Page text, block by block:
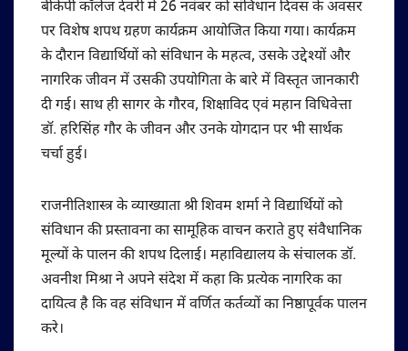
बीकेपी कॉलेज देवरी में 26 नवंबर को संविधान दिवस के अवसर
पर विशेष शपथ ग्रहण कार्यक्रम आयोजित किया गया। कार्यक्रम
के दौरान विद्यार्थियों को संविधान के महत्व, उसके उद्देश्यों और
नागरिक जीवन में उसकी उपयोगिता के बारे में विस्तृत जानकारी
दी गई। साथ ही सागर के गौरव, शिक्षाविद एवं महान विधिवेत्ता
डॉ. हरिसिंह गौर के जीवन और उनके योगदान पर भी सार्थक
चर्चा हुई।
राजनीतिशास्त्र के व्याख्याता श्री शिवम शर्मा ने विद्यार्थियों को
संविधान की प्रस्तावना का सामूहिक वाचन कराते हुए संवैधानिक
मूल्यों के पालन की शपथ दिलाई। महाविद्यालय के संचालक डॉ.
अवनीश मिश्रा ने अपने संदेश में कहा कि प्रत्येक नागरिक का
दायित्व है कि वह संविधान में वर्णित कर्तव्यों का निष्ठापूर्वक पालन
करे।